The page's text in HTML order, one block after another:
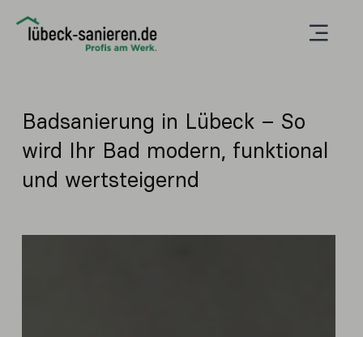
Badsanierung in Lübeck – So
wird Ihr Bad modern, funktional
und wertsteigernd